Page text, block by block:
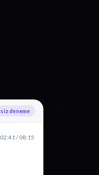
Yükleniyor
02:41 / 08:15